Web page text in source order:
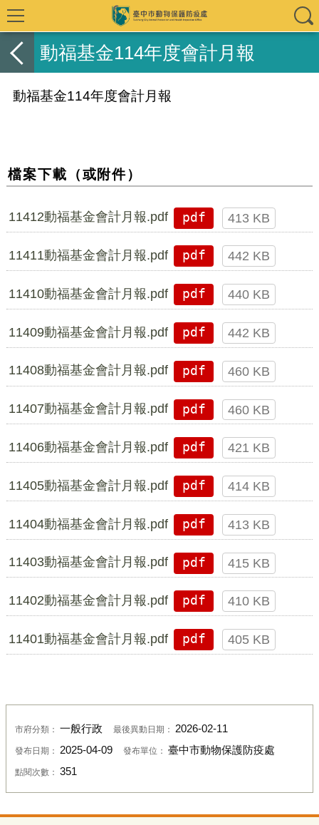
動福基金114年度會計月報
動福基金114年度會計月報
檔案下載（或附件）
11412動福基金會計月報.pdf pdf 413 KB
11411動福基金會計月報.pdf pdf 442 KB
11410動福基金會計月報.pdf pdf 440 KB
11409動福基金會計月報.pdf pdf 442 KB
11408動福基金會計月報.pdf pdf 460 KB
11407動福基金會計月報.pdf pdf 460 KB
11406動福基金會計月報.pdf pdf 421 KB
11405動福基金會計月報.pdf pdf 414 KB
11404動福基金會計月報.pdf pdf 413 KB
11403動福基金會計月報.pdf pdf 415 KB
11402動福基金會計月報.pdf pdf 410 KB
11401動福基金會計月報.pdf pdf 405 KB
市府分類： 一般行政 最後異動日期： 2026-02-11
發布日期： 2025-04-09 發布單位： 臺中市動物保護防疫處
點閱次數： 351